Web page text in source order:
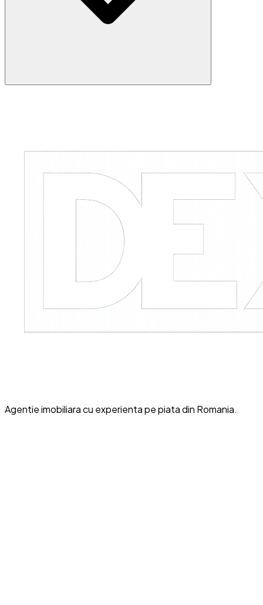
Agentie imobiliara cu experienta pe piata din Romania.